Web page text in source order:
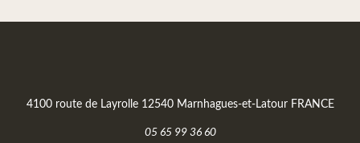
4100 route de Layrolle 12540 Marnhagues-et-Latour FRANCE
05 65 99 36 60